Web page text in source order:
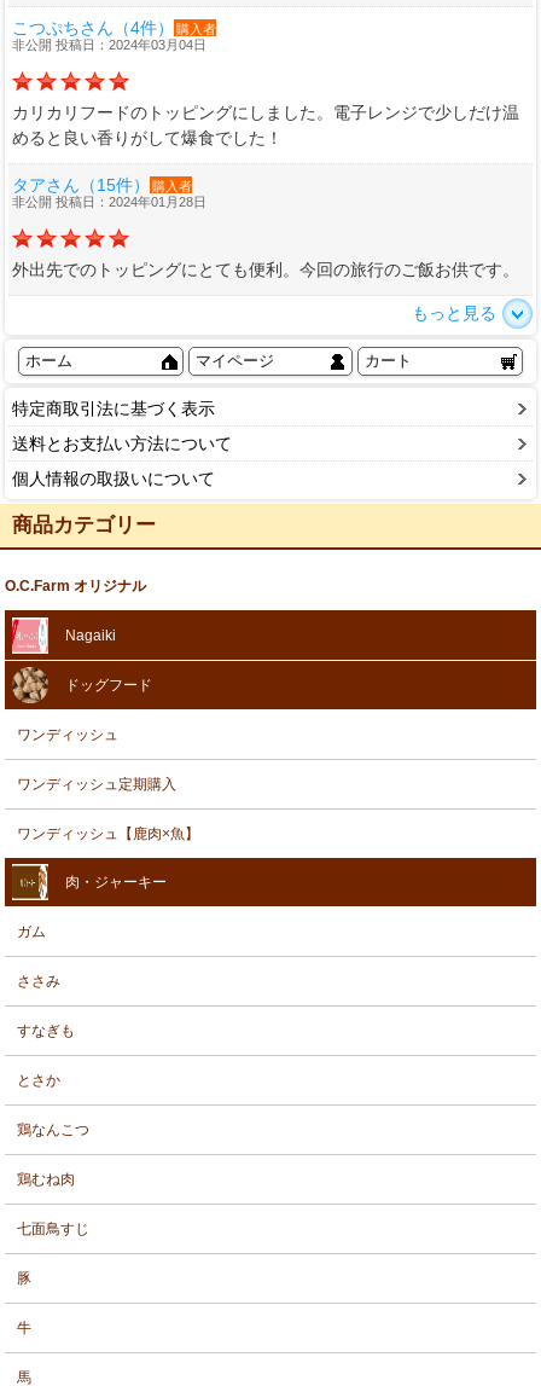
こつぷちさん（4件）
購入者
非公開 投稿日：2024年03月04日
カリカリフードのトッピングにしました。電子レンジで少しだけ温
めると良い香りがして爆食でした！
タアさん（15件）
購入者
非公開 投稿日：2024年01月28日
外出先でのトッピングにとても便利。今回の旅行のご飯お供です。
もっと見る
ホーム マイページ カート
特定商取引法に基づく表示
送料とお支払い方法について
個人情報の取扱いについて
商品カテゴリー
O.C.Farm オリジナル
Nagaiki
ドッグフード
ワンディッシュ
ワンディッシュ定期購入
ワンディッシュ【鹿肉×魚】
肉・ジャーキー
ガム
ささみ
すなぎも
とさか
鶏なんこつ
鶏むね肉
七面鳥すじ
豚
牛
馬